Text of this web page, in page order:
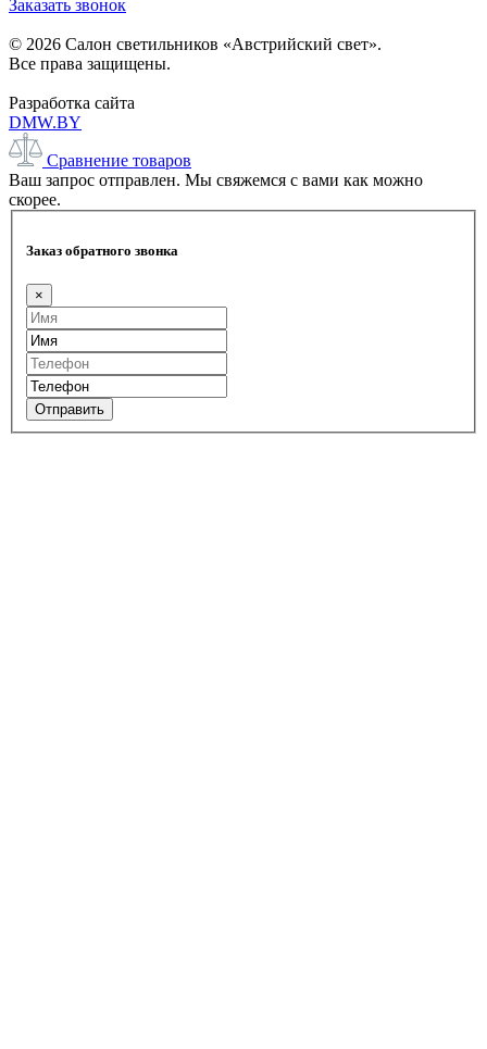
Заказать звонок
© 2026 Салон светильников «Австрийский свет».
Все права защищены.
Разработка сайта
DMW.BY
Сравнение товаров
Ваш запрос отправлен. Мы свяжемся с вами как можно
скорее.
Заказ обратного звонка
×
Отправить